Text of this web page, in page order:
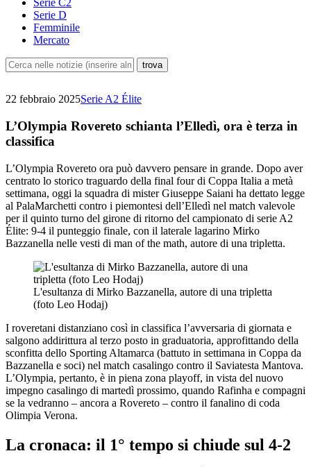
Serie C2
Serie D
Femminile
Mercato
22 febbraio 2025Serie A2 Élite
L’Olympia Rovereto schianta l’Elledì, ora è terza in
classifica
L’Olympia Rovereto ora può davvero pensare in grande. Dopo aver
centrato lo storico traguardo della final four di Coppa Italia a metà
settimana, oggi la squadra di mister Giuseppe Saiani ha dettato legge
al PalaMarchetti contro i piemontesi dell’Elledì nel match valevole
per il quinto turno del girone di ritorno del campionato di serie A2
Élite: 9-4 il punteggio finale, con il laterale lagarino Mirko
Bazzanella nelle vesti di man of the math, autore di una tripletta.
L'esultanza di Mirko Bazzanella, autore di una tripletta
(foto Leo Hodaj)
I roveretani distanziano così in classifica l’avversaria di giornata e
salgono addirittura al terzo posto in graduatoria, approfittando della
sconfitta dello Sporting Altamarca (battuto in settimana in Coppa da
Bazzanella e soci) nel match casalingo contro il Saviatesta Mantova.
L’Olympia, pertanto, è in piena zona playoff, in vista del nuovo
impegno casalingo di martedì prossimo, quando Rafinha e compagni
se la vedranno – ancora a Rovereto – contro il fanalino di coda
Olimpia Verona.
La cronaca: il 1° tempo si chiude sul 4-2